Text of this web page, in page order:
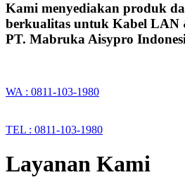
Kami menyediakan produk
berkualitas untuk Kabel
PT. Mabruka Aisypro
WA : 0811-103-1980
TEL : 0811-103-1980
Layanan Kami